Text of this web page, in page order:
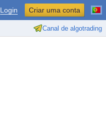
Canal de algotrading
Login Criar uma conta